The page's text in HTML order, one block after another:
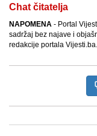
Chat čitatelja
NAPOMENA - Portal
sadržaj bez najave i
redakcije portala